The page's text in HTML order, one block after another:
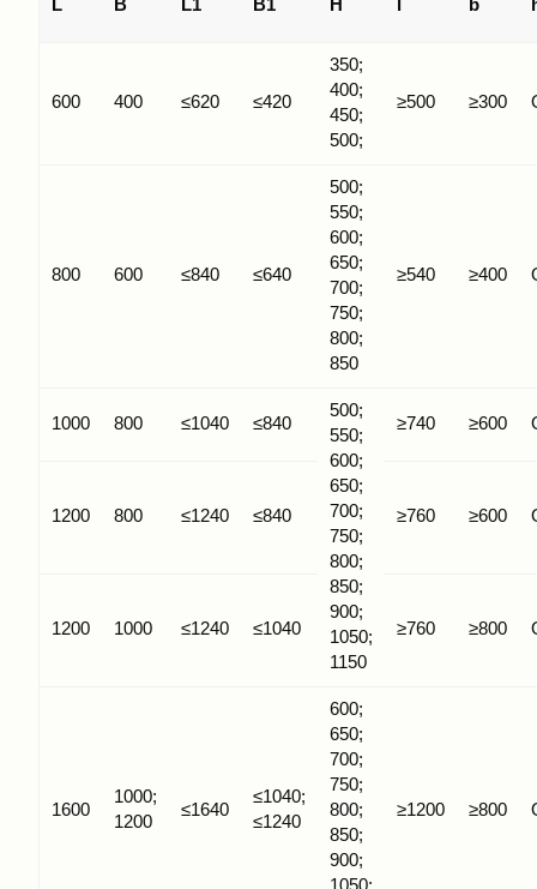
L B L1 В1 H l b
600 400 ≤620 ≤420
350;
400;
450;
500;
≥500 ≥300
800 600 ≤840 ≤640
500;
550;
600;
650;
700;
750;
800;
850
≥540 ≥400
1000 800 ≤1040 ≤840
500;
550;
600;
650;
700;
750;
800;
850;
900;
1050;
1150
≥740 ≥600
1200 800 ≤1240 ≤840 ≥760 ≥600
1200 1000 ≤1240 ≤1040 ≥760 ≥800
1600
1000;
1200
≤1640
≤1040;
≤1240
600;
650;
700;
750;
800;
850;
900;
1050;
≥1200 ≥800